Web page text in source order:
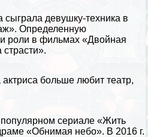
сыграла дeвyшку-техника в
Определенную
роли в фильмах «Двойная
больше любит театр,
популярном сериале «Жить
«Обнимая небо». В 2016 г.